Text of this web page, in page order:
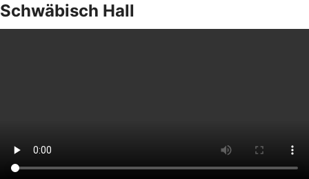
Schwäbisch Hall